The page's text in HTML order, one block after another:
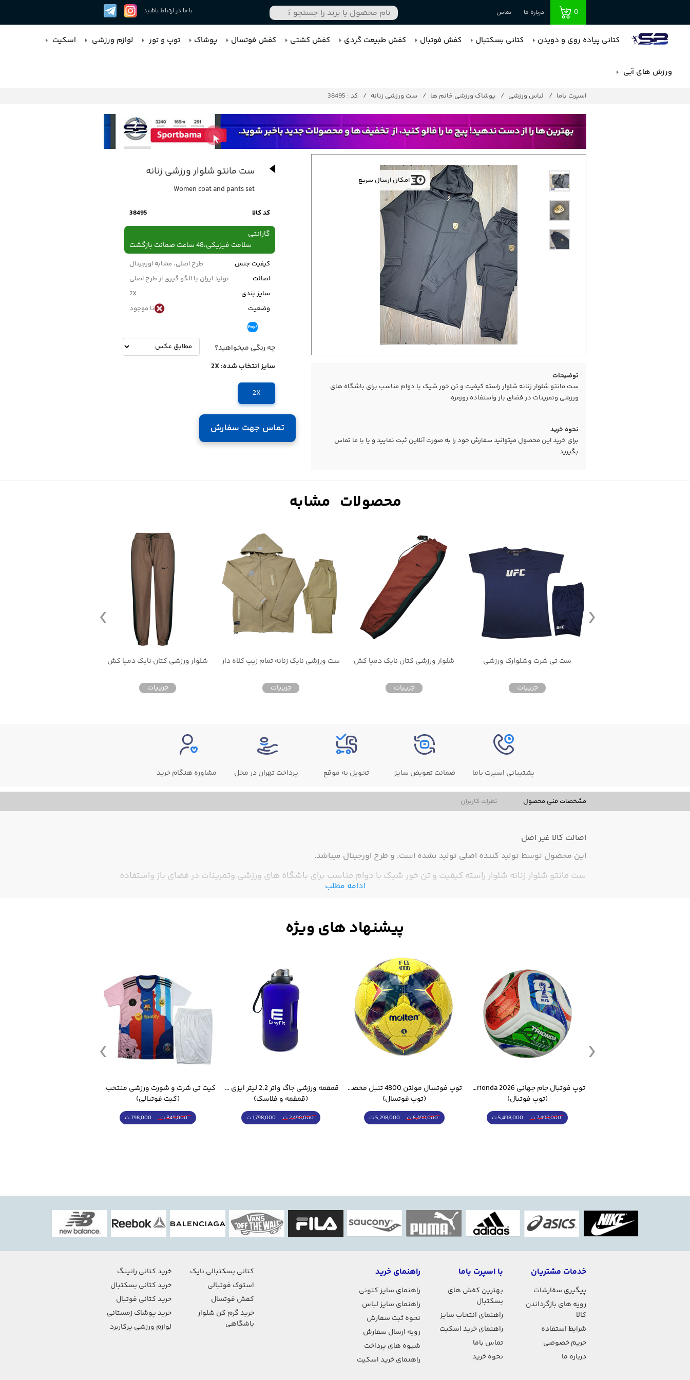
0 درباره ما تماس با ما در ارتباط باشید
کتانی پیاده روی و دویدن کتانی بسکتبال کفش فوتبال کفش طبیعت گردی کفش کشتی کفش فوتسال پوشاک توپ و تور لوازم ورزشی اسکیت
ورزش های آبی
اسپرت باما لباس ورزشی پوشاک ورزشی خانم ها ست ورزشی زنانه کد : 38495
امکان ارسال سریع
توضیحات
ست مانتو شلوار زنانه شلوار راسته کیفیت و تن خور شیک با دوام مناسب برای باشگاه های
ورزشی وتمرینات در فضای باز واستفاده روزمره
نحوه خرید
برای خرید این محصول میتوانید سفارش خود را به صورت آنلاین ثبت نمایید و یا با ما تماس
بگیرید
ست مانتو شلوار ورزشی زنانه
Women coat and pants set
کد کالا 38495
گارانتی
سلامت فیزیکی،48 ساعت ضمانت بازگشت
کیفیت جنس
طرح اصلی، مشابه اورجینال
اصالت
تولید ایران با الگو گیری از طرح اصلی
سایز بندی
2X
وضعیت
نا موجود
چه رنگی میخواهید؟
سایز انتخاب شده:2X
2X
تماس جهت سفارش
ست تی شرت وشلوارک ورزشی
جزییات
شلوار ورزشی کتان نایک دمپا کش
جزییات
ست ورزشی نایک زنانه تمام زیپ کلاه دار
جزییات
شلوار ورزشی کتان نایک دمپا کش
جزییات
پشتیبانی اسپرت باما ضمانت تعویض سایز تحویل به موقع پرداخت تهران در محل مشاوره هنگام خرید
مشخصات فنی محصول نظرات کاربران
اصالت کالا غیر اصل
این محصول توسط تولید کننده اصلی تولید نشده است. و طرح اورجینال میباشد.
ست مانتو شلوار زنانه شلوار راسته کیفیت و تن خور شیک با دوام مناسب برای باشگاه های ورزشی وتمرینات در فضای باز واستفاده
ادامه مطلب
توپ فوتبال جام جهانی 2026 Trionda مشابه اورجینال
(توپ فوتبال)
7,498,000 ت 5,498,000 ت
توپ فوتسال مولتن 4800 تنبل مخصوص سالن
(توپ فوتسال)
6,498,000 ت 5,298,000 ت
قمقمه ورزشی جاگ واتر 2.2 لیتر ایزی فیت
(قمقمه و فلاسک)
2,498,000 ت 1,798,000 ت
(کیت فوتبالی)
849,000 ت 798,000 ت
خدمات مشتریان
پیگیری سفارشات
رویه های بازگرداندن
کالا
شرایط استفاده
حریم خصوصی
درباره ما
با اسپرت باما
بهترین کفش های
بسکتبال
راهنمای انتخاب سایز
راهنمای خرید اسکیت
تماس باما
نحوه خرید
راهنمای خرید
راهنمای سایز کتونی
راهنمای سایز لباس
نحوه ثبت سفارش
رویه ارسال سفارش
شیوه های پرداخت
راهنمای خرید اسکیت
کتانی بسکتبالی نایک
استوک فوتبالی
کفش فوتسال
خرید گرم کن شلوار
باشگاهی
خرید کتانی رانینگ
خرید کتانی بسکتبال
خرید کتانی فوتبال
خرید پوشاک زمستانی
لوازم ورزشی پرکاربرد